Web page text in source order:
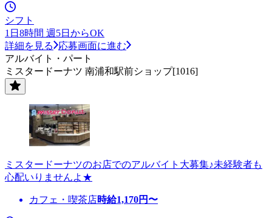
シフト
1日8時間 週5日からOK
詳細を見る
応募画面に進む
アルバイト・パート
ミスタードーナツ 南浦和駅前ショップ[1016]
ミスタードーナツのお店でのアルバイト大募集♪未経験者も
心配いりませんよ★
カフェ・喫茶店時給1,170円〜